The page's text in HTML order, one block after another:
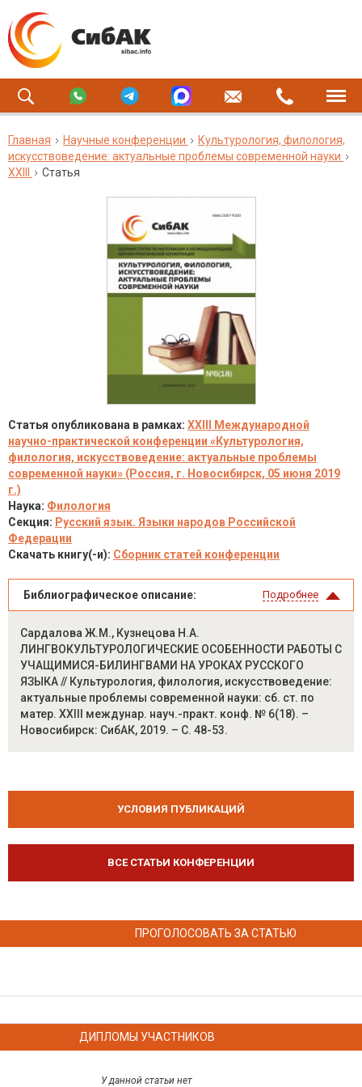
Главная Научные конференции
Культурология, филология,
искусствоведение: актуальные проблемы современной науки
XXIII
Статья
Статья опубликована в рамках: XXIII Международной
научно-практической конференции «Культурология,
филология, искусствоведение: актуальные проблемы
современной науки» (Россия, г. Новосибирск, 05 июня 2019
г.)
Наука: Филология
Секция: Русский язык. Языки народов Российской
Федерации
Скачать книгу(-и): Сборник статей конференции
Библиографическое описание: Подробнее
Сардалова Ж.М., Кузнецова Н.А.
ЛИНГВОКУЛЬТУРОЛОГИЧЕСКИЕ ОСОБЕННОСТИ РАБОТЫ С
УЧАЩИМИСЯ-БИЛИНГВАМИ НА УРОКАХ РУССКОГО
ЯЗЫКА // Культурология, филология, искусствоведение:
актуальные проблемы современной науки: сб. ст. по
матер. XXIII междунар. науч.-практ. конф. № 6(18). –
Новосибирск: СибАК, 2019. – С. 48-53.
УСЛОВИЯ ПУБЛИКАЦИЙ
ВСЕ СТАТЬИ КОНФЕРЕНЦИИ
ПРОГОЛОСОВАТЬ ЗА СТАТЬЮ
ДИПЛОМЫ УЧАСТНИКОВ
У данной статьи нет